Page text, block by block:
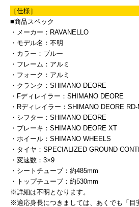
［仕様］
■商品スペック
・メーカー：RAVANELLO
・モデル名：不明
・カラー：ブルー
・フレーム：アルミ
・フォーク：アルミ
・クランク：SHIMANO DEORE
・Fディレイラー：SHIMANO DEORE
・Rディレイラー：SHIMANO DEORE RD-
・シフター：SHIMANO DEORE
・ブレーキ：SHIMANO DEORE XT
・ホイール：SHIMANO WHEELS
・タイヤ：SPECIALIZED GROUND
・変速数：3×9
・シートチューブ：約485mm
・トップチューブ：約530mm
※詳細は不明となります。
※適応身長につきましては、あくでも「目